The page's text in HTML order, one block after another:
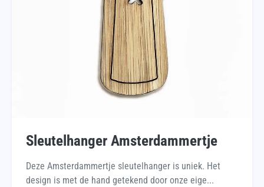
Sleutelhanger Amsterdammertje
Deze Amsterdammertje sleutelhanger is uniek. Het
design is met de hand getekend door onze eige...